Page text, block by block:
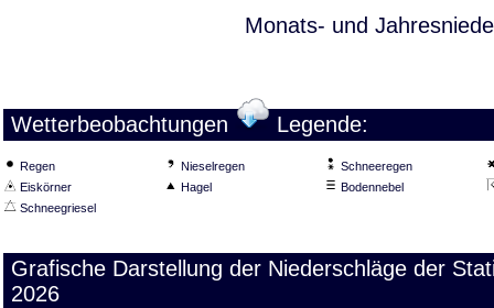
Monats- und
Wetterbeobachtungen Legende:
Regen Nieselregen
Schneeregen
Eiskörner
Hagel
Bodennebel
Schneegriesel
Grafische Darstellung der Niederschläge der
2026